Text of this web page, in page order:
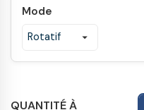
Mode
QUANTITÉ À